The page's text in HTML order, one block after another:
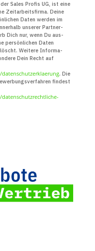
Sales Profis UG, ist eine
Zeit­arbeits­firma. Deine
Daten werden im
unserer Partner­
Dich nur, wenn Du aus­
persön­lichen Daten
Weitere Infor­ma­
Dein Recht auf
. Die
findest